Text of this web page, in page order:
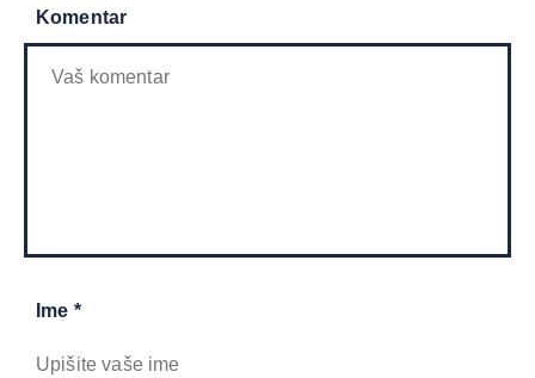
Komentar
Ime *